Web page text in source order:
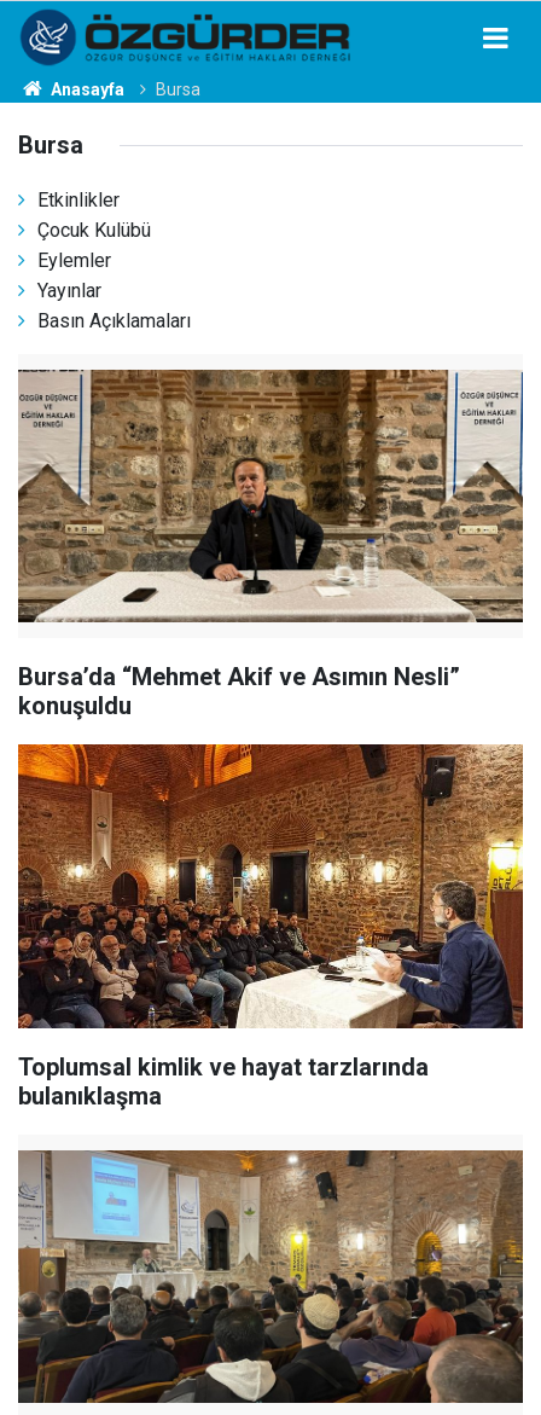
Anasayfa Bursa
Bursa
Etkinlikler
Çocuk Kulübü
Eylemler
Yayınlar
Basın Açıklamaları
Bursa’da “Mehmet Akif ve Asımın Nesli”
konuşuldu
Toplumsal kimlik ve hayat tarzlarında
bulanıklaşma